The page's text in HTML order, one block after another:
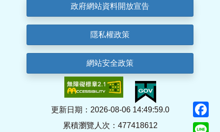
政府網站資料開放宣告
隱私權政策
網站安全政策
更新日期：2026-08-06 14:49:59.0
累積瀏覽人次：477418612